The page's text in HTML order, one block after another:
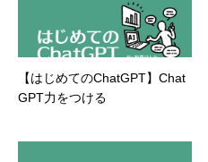
【はじめてのChatGPT】Chat
GPT力をつける